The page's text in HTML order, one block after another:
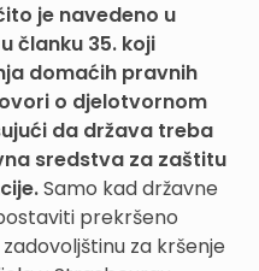
je navedeno u
članku 35. koji
domaćih pravnih
o djelotvornom
da država treba
sredstva za zaštitu
Samo kad državne
prekršeno
za kršenje